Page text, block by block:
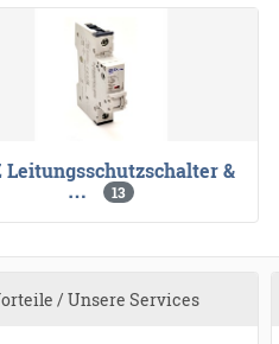
Leitungsschutzschalter &
…
13
/ Unsere Services